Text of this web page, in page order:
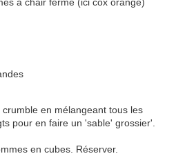
en mélangeant tous les
pour en faire un 'sable' grossier'.
en cubes. Réserver.